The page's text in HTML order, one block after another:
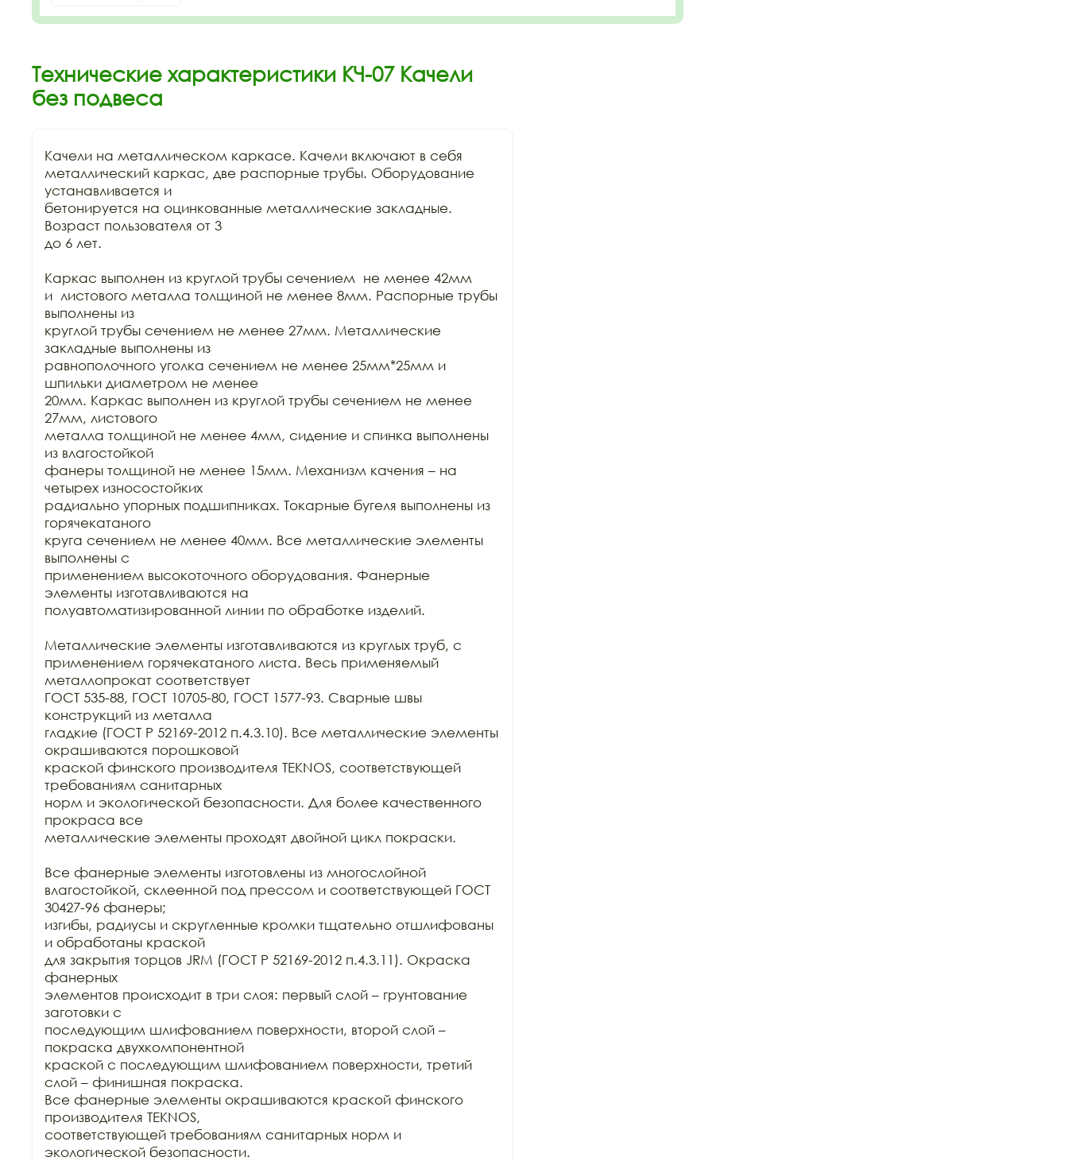
Технические характеристики КЧ-07 Качели
без подвеса
Качели на металлическом каркасе. Качели включают в себя
металлический каркас, две распорные трубы. Оборудование
устанавливается и
бетонируется на оцинкованные металлические закладные.
Возраст пользователя от 3
до 6 лет.
Каркас выполнен из круглой трубы сечением  не менее 42мм
и  листового металла толщиной не менее 8мм. Распорные трубы
выполнены из
круглой трубы сечением не менее 27мм. Металлические
закладные выполнены из
равнополочного уголка сечением не менее 25мм*25мм и
шпильки диаметром не менее
20мм. Каркас выполнен из круглой трубы сечением не менее
27мм, листового
металла толщиной не менее 4мм, сидение и спинка выполнены
из влагостойкой
фанеры толщиной не менее 15мм. Механизм качения – на
четырех износостойких
радиально упорных подшипниках. Токарные бугеля выполнены из
горячекатаного
круга сечением не менее 40мм. Все металлические элементы
выполнены с
применением высокоточного оборудования. Фанерные
элементы изготавливаются на
полуавтоматизированной линии по обработке изделий.
Металлические элементы изготавливаются из круглых труб, с
применением горячекатаного листа. Весь применяемый
металлопрокат соответствует
ГОСТ 535-88, ГОСТ 10705-80, ГОСТ 1577-93. Сварные швы
конструкций из металла
гладкие (ГОСТ Р 52169-2012 п.4.3.10). Все металлические элементы
окрашиваются порошковой
краской финского производителя TEKNOS, соответствующей
требованиям санитарных
норм и экологической безопасности. Для более качественного
прокраса все
металлические элементы проходят двойной цикл покраски.
Все фанерные элементы изготовлены из многослойной
влагостойкой, склеенной под прессом и соответствующей ГОСТ
30427-96 фанеры;
изгибы, радиусы и скругленные кромки тщательно отшлифованы
и обработаны краской
для закрытия торцов JRM (ГОСТ Р 52169-2012 п.4.3.11). Окраска
фанерных
элементов происходит в три слоя: первый слой – грунтование
заготовки с
последующим шлифованием поверхности, второй слой –
покраска двухкомпонентной
краской с последующим шлифованием поверхности, третий
слой – финишная покраска.
Все фанерные элементы окрашиваются краской финского
производителя TEKNOS,
соответствующей требованиям санитарных норм и
экологической безопасности.